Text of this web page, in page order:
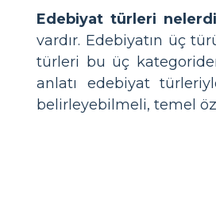
Edebiyat türleri
vardır. Edebiyatın üç
türleri bu üç
anlatı edebiyat
belirleyebilmeli, temel